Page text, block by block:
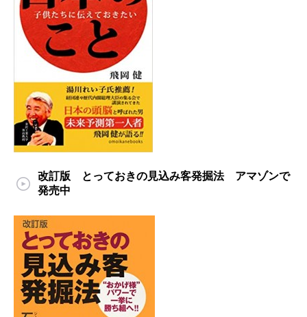
改訂版 とっておきの見込み客発掘法 アマゾンで
発売中